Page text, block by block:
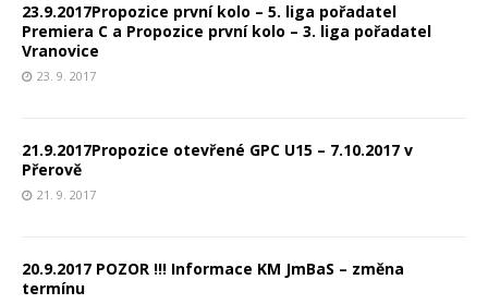
23.9.2017Propozice první kolo – 5. liga pořadatel
Premiera C a Propozice první kolo – 3. liga pořadatel
Vranovice
23. 9. 2017
21.9.2017Propozice otevřené GPC U15 – 7.10.2017 v
Přerově
21. 9. 2017
20.9.2017 POZOR !!! Informace KM JmBaS – změna
termínu